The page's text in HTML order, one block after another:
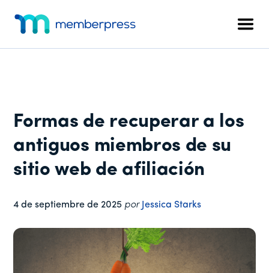
contenido
principal
barra
de
adicional
en
uno
para
WordPress
Formas de recuperar a los
antiguos miembros de su
sitio web de afiliación
4 de septiembre de 2025 por Jessica Starks